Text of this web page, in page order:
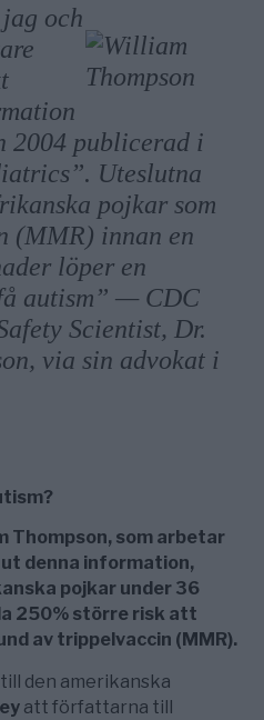
2004 publicerad i
Uteslutna
pojkar som
(MMR) innan en
löper en
autism” — CDC
Scientist, Dr.
via sin advokat i
Thompson, som arbetar
denna information,
pojkar under 36
250% större risk att
av trippelvaccin (MMR).
till den amerikanska
att författarna till